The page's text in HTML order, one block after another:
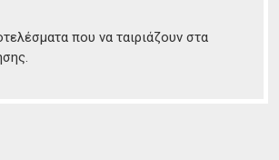
που να ταιριάζουν στα